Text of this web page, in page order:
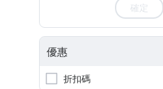
確定
優惠
折扣碼